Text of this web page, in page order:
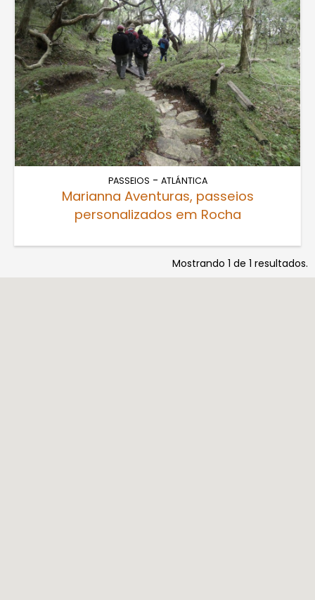
PASSEIOS - ATLÁNTICA
Marianna Aventuras, passeios
personalizados em Rocha
Mostrando 1 de 1 resultados.